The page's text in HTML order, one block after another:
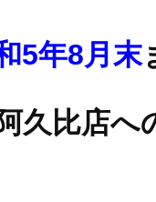
5年8月末
久比店へ